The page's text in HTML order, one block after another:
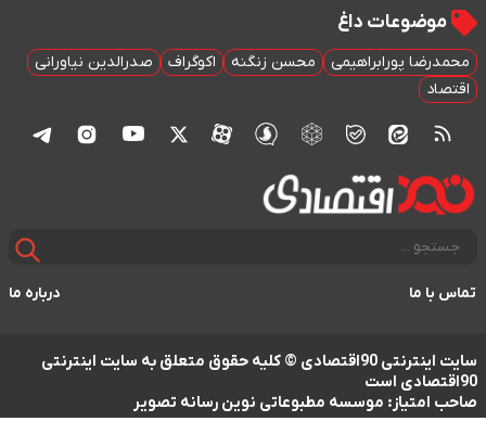
موضوعات داغ
محمدرضا پورابراهیمی محسن زنگنه اکوگراف
صدرالدین نیاورانی
اقتصاد
تماس با ما درباره ما
سایت اینترنتی 90اقتصادی © کلیه حقوق متعلق به سایت اینترنتی
90اقتصادی است
صاحب امتیاز: موسسه مطبوعاتی نوین رسانه تصویر